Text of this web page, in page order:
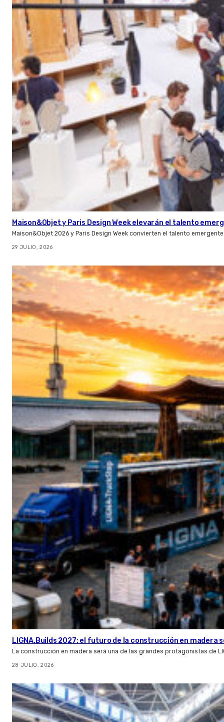
Maison&Objet y Paris Design Week elevarán el talento
Maison&Objet 2026 y Paris Design Week convierten el talento
29 JULIO, 2026
LIGNA.Builds 2027: el futuro de la construcción en madera
La construcción en madera será una de las grandes protagonistas de
28 JULIO, 2026